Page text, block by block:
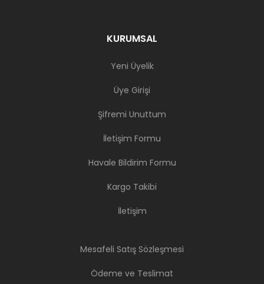
KURUMSAL
Yeni Üyelik
Üye Girişi
Şifremi Unuttum
İletişim Formu
Havale Bildirim Formu
Kargo Takibi
İletişim
Mesafeli Satış Sözleşmesi
Ödeme ve Teslimat